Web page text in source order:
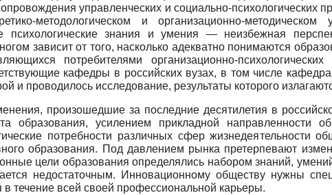
управленческих и социально-психологических
методологическом и организационно-
психологические знания и умения — неизбежная
зависит от того, насколько адекватно понимаются
потребителями организационно-
кафедры в российских вузах, в том числе
и проводилось исследование, результаты которого
произошедшие за последние десятилетия в
образования, усилением прикладной направленности
потребности различных сфер жизнедеятельности
образования. Под давлением рынка претерпевают
цели образования определялись набором знаний,
недостаточным. Инновационному обществу нужны
в течение всей своей профессиональной карьеры.